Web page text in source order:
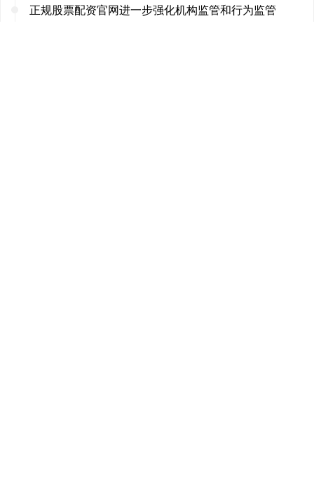
正规股票配资官网进一步强化机构监管和行为监管